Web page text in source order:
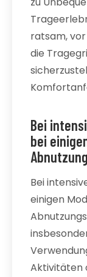
ratsam,
die
Bei
bei
Bei
einigen
Aktivitäten